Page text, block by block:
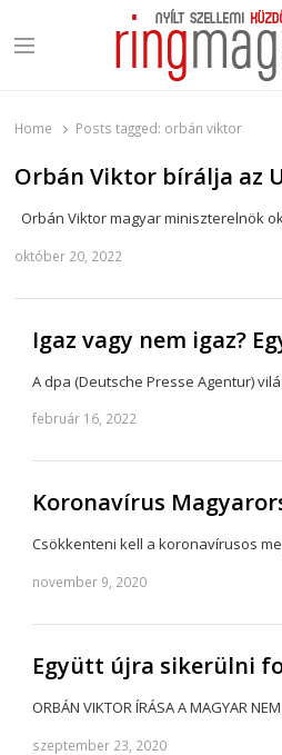
Menu
Home Posts tagged: orbán viktor
Orbán Viktor bírálja az
Orbán Viktor magyar miniszterelnök
október 20, 2022
Igaz vagy nem igaz?
A dpa (Deutsche Presse Agentur)
február 16, 2022
Koronavírus
Csökkenteni kell a koronavírusos
november 9, 2020
Együtt újra sikerülni
ORBÁN VIKTOR ÍRÁSA A MAGYAR
szeptember 23, 2020